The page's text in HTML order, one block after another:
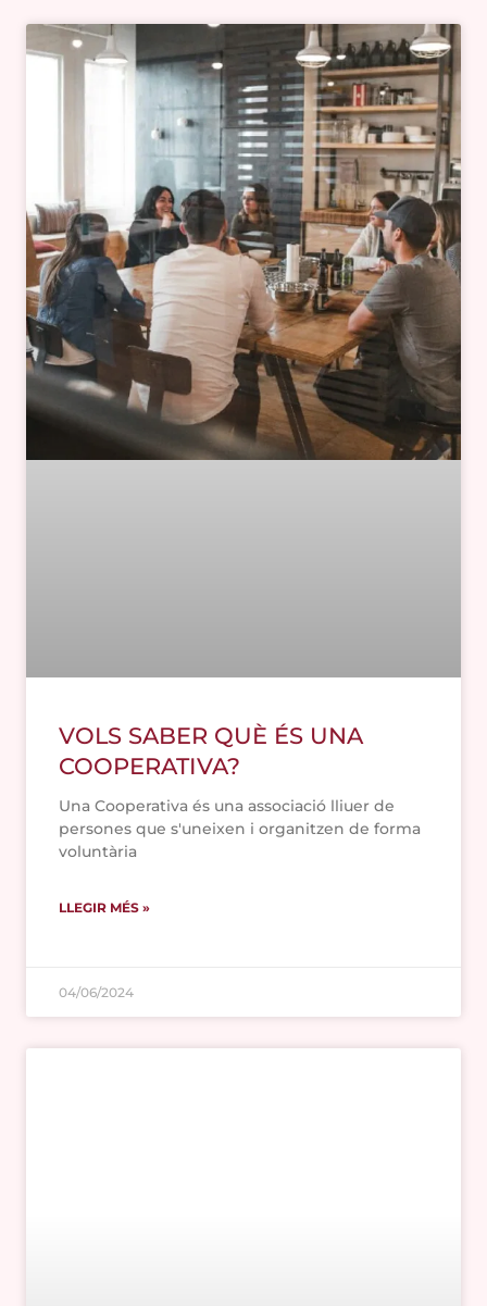
VOLS SABER QUÈ ÉS UNA
COOPERATIVA?
Una Cooperativa és una associació lliuer de
persones que s'uneixen i organitzen de forma
voluntària
LLEGIR MÉS »
04/06/2024